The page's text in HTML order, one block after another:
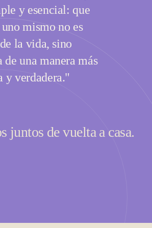
y esencial: que
mismo no es
la vida, sino
de una manera más
y verdadera."
juntos de vuelta a casa.